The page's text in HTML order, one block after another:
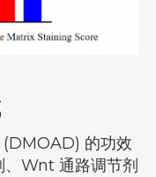
(DMOAD) 的功效
Wnt 通路调节剂